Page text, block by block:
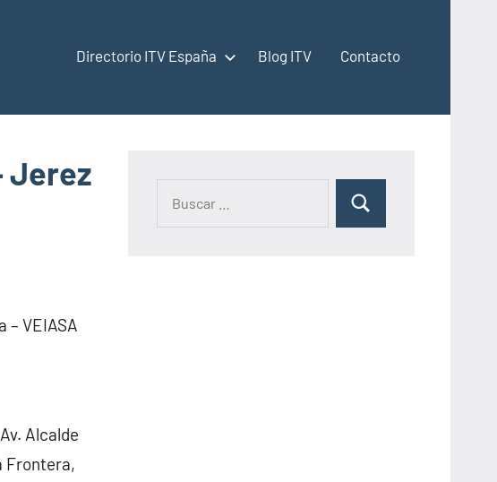
Directorio ITV España Blog ITV Contacto
Jerez
– VEIASA
Alcalde
Frontera,
Buscar